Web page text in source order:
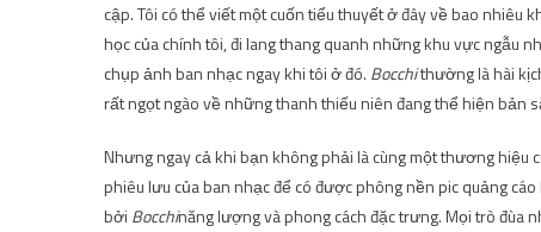
cập. Tôi có thể viết một cuốn tiểu thuyết ở đây về bao
học của chính tôi, đi lang thang quanh những khu vực ngẫu
chụp ảnh ban nhạc ngay khi tôi ở đó. Bocchithường là hài
rất ngọt ngào về những thanh thiếu niên đang thể hiện bản
Nhưng ngay cả khi bạn không phải là cùng một thương hiệu
phiêu lưu của ban nhạc để có được phông nền pic quảng
bởi Bocchinăng lượng và phong cách đặc trưng. Mọi trò đùa